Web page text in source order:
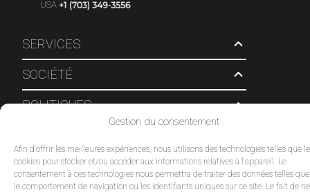
Gestion du consentement
Afin d'offrir les meilleures expériences, nous utilisons des technologies telles que
cookies pour stocker et/ou accéder aux informations relatives à l'appareil. Le
consentement à ces technologies nous permettra de traiter des données telles que
le comportement de navigation ou les identifiants uniques sur ce site. Le fait de ne
SERVICES
SOCIÉTÉ
POLITIQUES
USA
© 2026 Tour Travel & More. Tous droits réservés.